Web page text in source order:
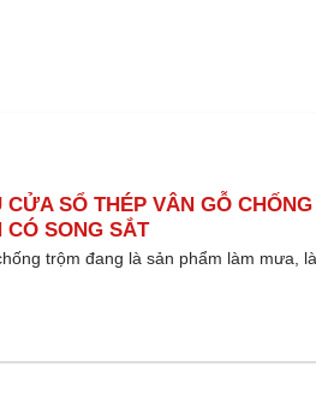
SỔ THÉP VÂN GỖ CHỐNG
SONG SẮT
trộm đang là sản phẩm làm mưa,